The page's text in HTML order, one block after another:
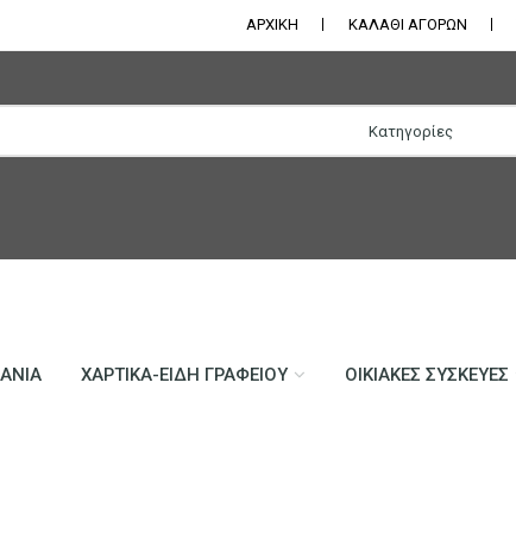
ΑΡΧΙΚΗ ΚΑΛΑΘΙ ΑΓΟΡΩΝ
ΧΑΡΤΙΚΆ-ΕΊΔΗ ΓΡΑΦΕΊΟΥ ΟΙΚΙΑΚΈΣ ΣΥΣΚΕΥΈΣ